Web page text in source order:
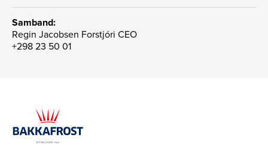
Samband:
Regin Jacobsen Forstjóri CEO
+298 23 50 01